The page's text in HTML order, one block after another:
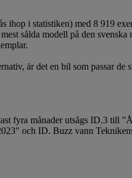
i statistiken) med 8 919
sålda modell på den
är det en bil som passar de
fyra månader utsågs ID.3 till
och ID. Buzz vann